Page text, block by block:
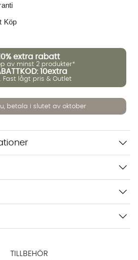
Köp
extra rabatt
av minst 2 produkter*
10extra
Fast lågt pris & Outlet
betala i slutet av oktober
TILLBEHÖR
svara på dina frågor. Konversationen
för att kunna hjälpa dig. Vi delar
med tredje part. Läs mer i vår